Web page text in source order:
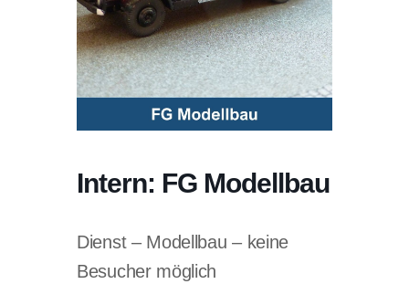
Intern: FG Modellbau
Dienst – Modellbau – keine
Besucher möglich